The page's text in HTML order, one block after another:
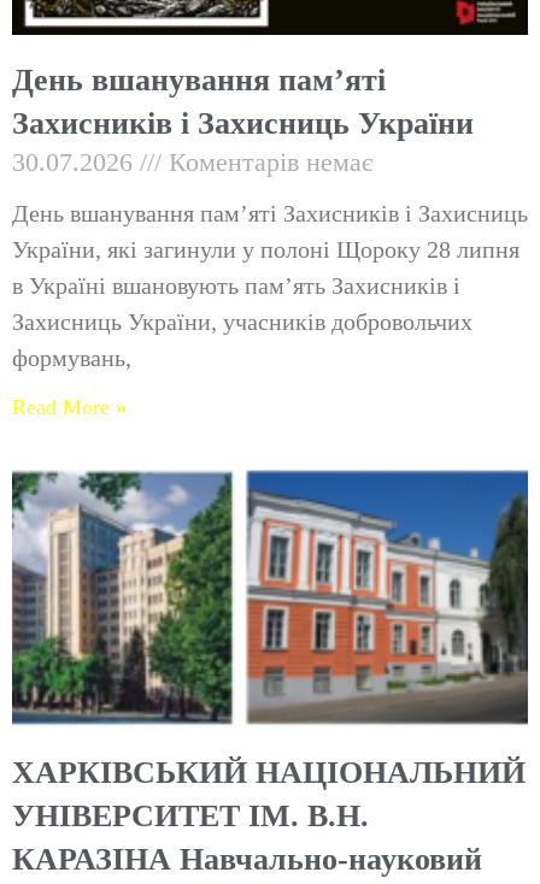
День вшанування пам’яті
Захисників і Захисниць України
30.07.2026 Коментарів немає
День вшанування пам’яті Захисників і Захисниць
України, які загинули у полоні Щороку 28 липня
в Україні вшановують пам’ять Захисників і
Захисниць України, учасників добровольчих
формувань,
Read More »
ХАРКІВСЬКИЙ НАЦІОНАЛЬНИЙ
УНІВЕРСИТЕТ ІМ. В.Н.
КАРАЗІНА Навчально-науковий